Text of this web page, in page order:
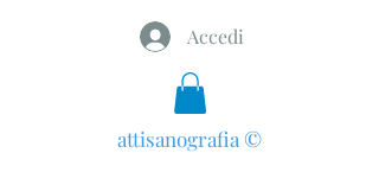
Accedi
attisanografia ©